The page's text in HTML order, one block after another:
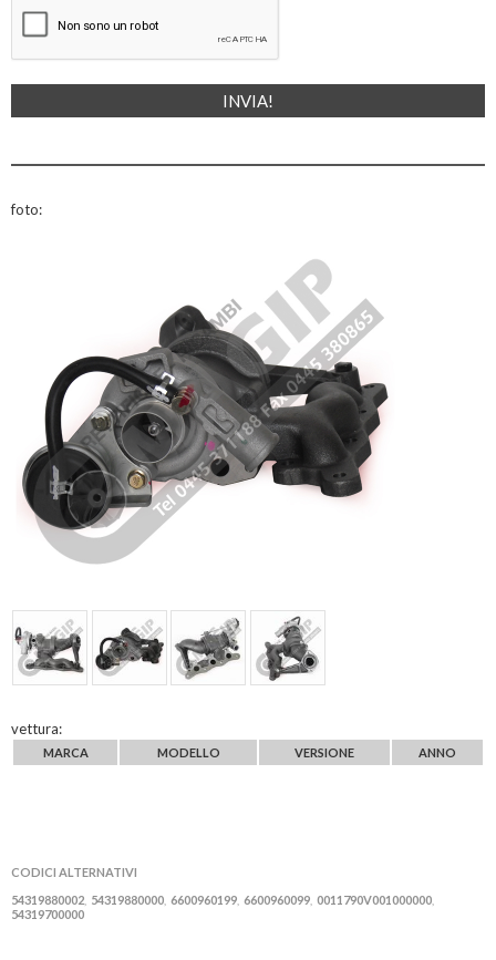
foto:
vettura:
MARCA MODELLO VERSIONE ANNO
CODICI ALTERNATIVI
54319880002 54319880000 6600960199 6600960099 0011790V001000000
54319700000